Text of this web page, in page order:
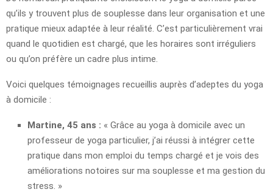
qu’ils y trouvent plus de souplesse dans leur organisation et une
pratique mieux adaptée à leur réalité. C’est particulièrement vrai
quand le quotidien est chargé, que les horaires sont irréguliers
ou qu’on préfère un cadre plus intime.
Voici quelques témoignages recueillis auprès d’adeptes du yoga
à domicile :
Martine, 45 ans : « Grâce au yoga à domicile avec un
professeur de yoga particulier, j’ai réussi à intégrer cette
pratique dans mon emploi du temps chargé et je vois des
améliorations notoires sur ma souplesse et ma gestion du
stress. »